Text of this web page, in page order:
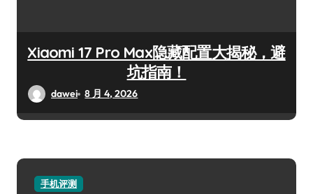
Xiaomi 17 Pro Max隐藏配置大揭秘，避
坑指南！
dawei 8 月 4, 2026
手机评测